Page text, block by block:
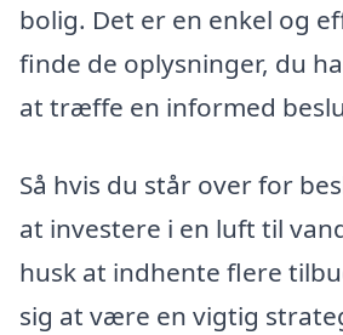
bolig. Det er en enkel og
finde de oplysninger, du
at træffe en informed
Så hvis du står over for
at investere i en luft til
husk at indhente flere
sig at være en vigtig